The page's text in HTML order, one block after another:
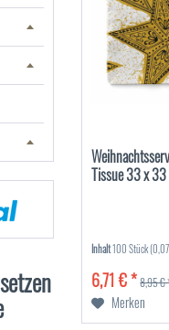
Tissue 33 x
Inhalt100 Stück
6,71 € *8,95 €
Merken